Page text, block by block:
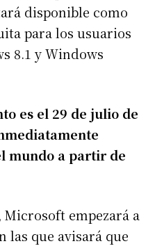
disponible como
para los usuarios
8.1 y Windows
es el 29 de julio de
mundo a partir de
Microsoft empezará a
las que avisará que